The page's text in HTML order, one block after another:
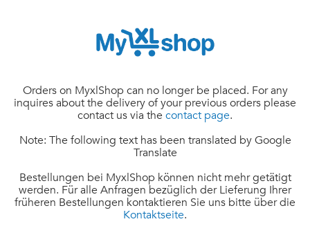
Orders on MyxlShop can no longer be placed. For any
inquires about the delivery of your previous orders please
contact us via the contact page.
Note: The following text has been translated by Google
Translate
Bestellungen bei MyxlShop können nicht mehr getätigt
werden. Für alle Anfragen bezüglich der Lieferung Ihrer
früheren Bestellungen kontaktieren Sie uns bitte über die
Kontaktseite.